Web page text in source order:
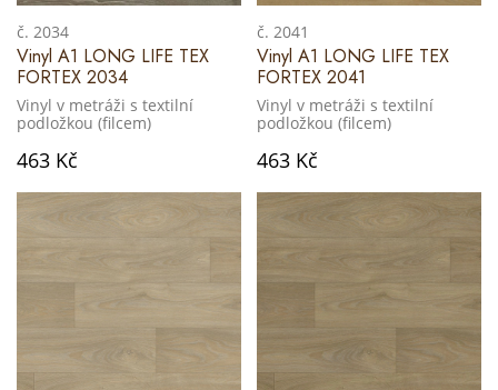
č. 2034
Vinyl A1 LONG LIFE TEX
FORTEX 2034
Vinyl v metráži s textilní
podložkou (filcem)
463 Kč
č. 2041
Vinyl A1 LONG LIFE TEX
FORTEX 2041
Vinyl v metráži s textilní
podložkou (filcem)
463 Kč